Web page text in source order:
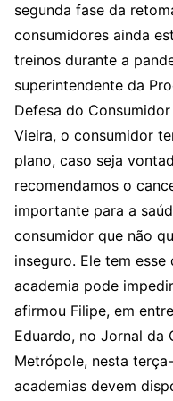
segunda fase da
consumidores ainda
treinos durante a
superintendente da
Defesa do
Vieira, o consumidor
plano, caso seja
recomendamos o
importante para a
consumidor que não
inseguro. Ele tem
academia pode
afirmou Filipe, em
Eduardo, no Jornal da
Metrópole, nesta
academias devem